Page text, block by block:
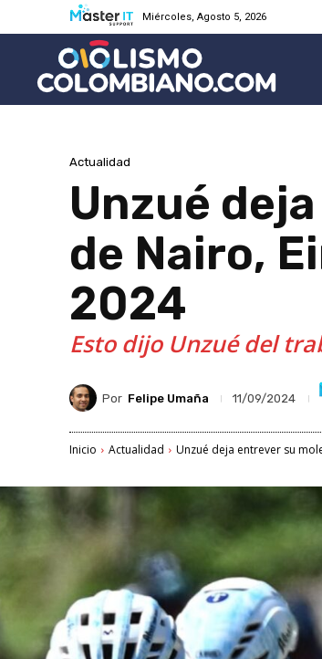
Miércoles, Agosto 5, 2026
Actualidad
Unzué
de Nairo,
2024
Esto dijo Unzué del
Por Felipe Umaña 11/09/2024
Inicio Actualidad Unzué deja entrever su